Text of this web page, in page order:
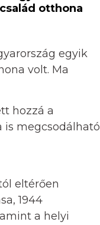
otthona
egyik
volt. Ma
hozzá a
is megcsodálható
eltérően
1944
a helyi